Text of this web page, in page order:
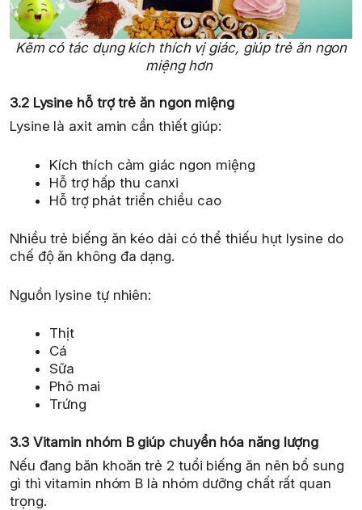
Kẽm có tác dụng kích thích vị giác, giúp trẻ ăn ngon
miệng hơn
3.2 Lysine hỗ trợ trẻ ăn ngon miệng
Lysine là axit amin cần thiết giúp:
Kích thích cảm giác ngon miệng
Hỗ trợ hấp thu canxi
Hỗ trợ phát triển chiều cao
Nhiều trẻ biếng ăn kéo dài có thể thiếu hụt lysine do
chế độ ăn không đa dạng.
Nguồn lysine tự nhiên:
Thịt
Cá
Sữa
Phô mai
Trứng
3.3 Vitamin nhóm B giúp chuyển hóa năng lượng
Nếu đang băn khoăn trẻ 2 tuổi biếng ăn nên bổ sung
gì thì vitamin nhóm B là nhóm dưỡng chất rất quan
trọng.